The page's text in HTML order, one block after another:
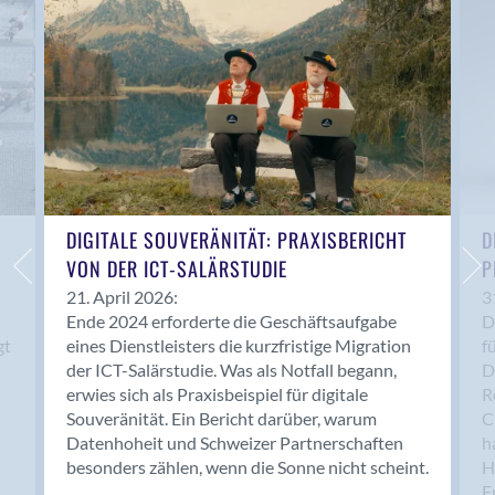
Anwil
Appenzell
Au SG
Baar
Baden
Balsthal
Balzers
Basel
Bassersdorf
Belp
Bendern
Benken (SG)
Bergdietikon
Berlin
Bern
Bern - Liebefeld
DIGITALE SOUVERÄNITÄT: PRAXISBERICHT
VON DER ICT-SALÄRSTUDIE
21. April 2026:
Ende 2024 erforderte die Geschäftsaufgabe
eines Dienstleisters die kurzfristige Migration
der ICT-Salärstudie. Was als Notfall begann,
erwies sich als Praxisbeispiel für digitale
Souveränität. Ein Bericht darüber, warum
Datenhoheit und Schweizer Partnerschaften
besonders zählen, wenn die Sonne nicht scheint.